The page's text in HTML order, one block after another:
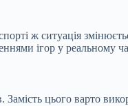
ж ситуація
ігор у реальному
цього варто